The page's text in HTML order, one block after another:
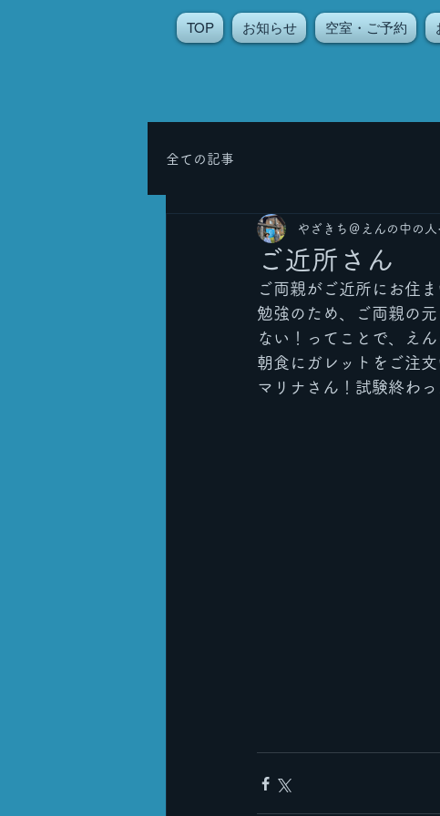
TOP お知らせ 空室・ご予約
全ての記事
ご近所さん
やざきち＠えんの中の人
ご両親がご近所にお住ま
勉強のため、ご両親の
ない！ってことで、え
朝食にガレットをご注
マリナさん！試験終わ